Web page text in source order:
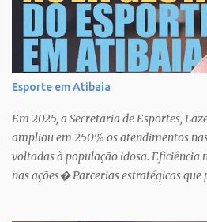
Esporte em Atibaia
Em 2025, a Secretaria de Esportes,
ampliou em 250% os atendimentos
voltadas à população idosa.
nas ações� Parcerias estratégicas que